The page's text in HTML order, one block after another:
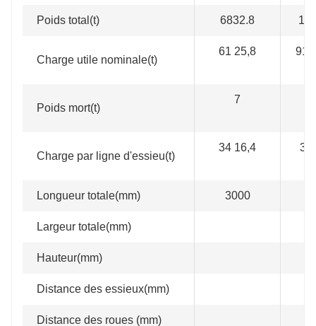
Poids total(t) 6832.8
Charge utile nominale(t)
61 25,8
Poids mort(t)
7
Charge par ligne d'essieu(t)
34 16,4 34
Longueur totale(mm) 3000
Largeur totale(mm)
Hauteur(mm)
Distance des essieux(mm)
Distance des roues (mm)